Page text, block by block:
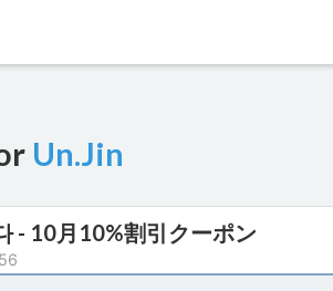
Un.Jin
- 10月10%割引クーポン